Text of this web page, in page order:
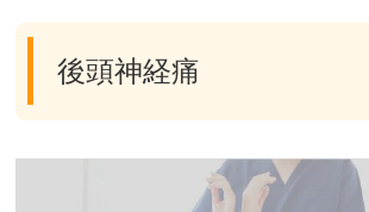
後頭神経痛